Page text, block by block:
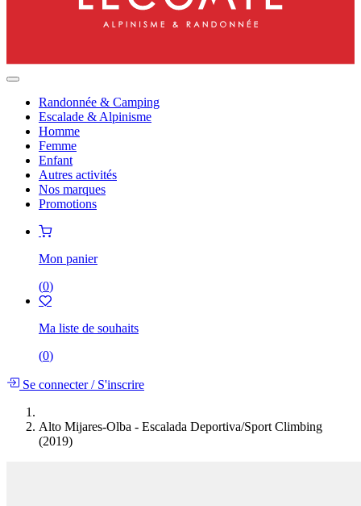
Randonnée & Camping
Escalade & Alpinisme
Homme
Femme
Enfant
Autres activités
Nos marques
Promotions
Mon panier
(0)
Ma liste de souhaits
(0)
Se connecter/S'inscrire
Alto Mijares-Olba - Escalada Deportiva/Sport Climbing
(2019)